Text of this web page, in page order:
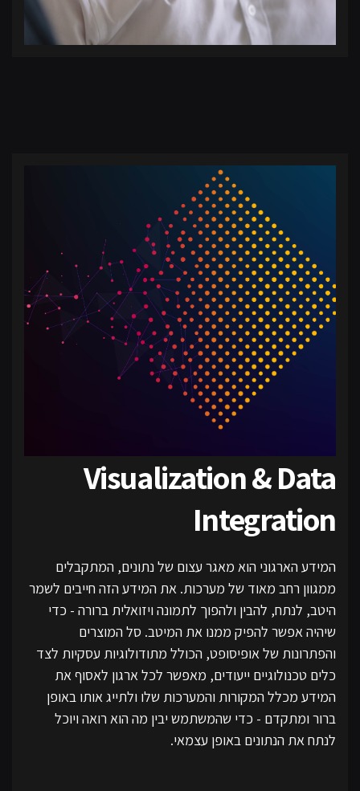
Visualization & Data
Integration
המידע הארגוני הוא מאגר עצום של נתונים, המתקבלים
ממגוון רחב מאוד של מערכות. את המידע הזה חייבים לשמר
היטב, לנתח, להבין ולהפוך לתמונה ויזואלית ברורה - כדי
שיהיה אפשר להפיק ממנו את המיטב. סל המוצרים
והפתרונות של אופיסופט, הכולל מתודולוגיות עסקיות לצד
כלים טכנולוגיים ייעודים, מאפשר לכל ארגון לאסוף את
המידע מכלל המקורות והמערכות שלו ולתייג אותו באופן
ברור ומתקדם - כדי שהמשתמש יבין מה הוא רואה ויוכל
לנתח את הנתונים באופן עצמאי.